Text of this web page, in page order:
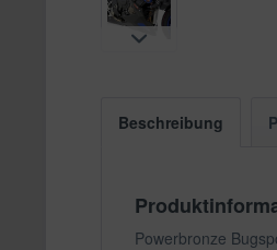
Beschreibung
Powerbronze